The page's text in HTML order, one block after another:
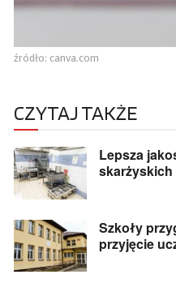
źródło: canva.com
CZYTAJ TAKŻE
Lepsza
skarżyskich
Szkoły
przyjęcie